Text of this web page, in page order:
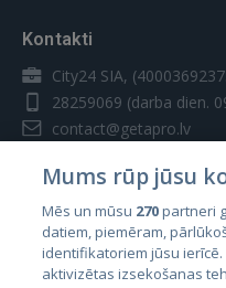
Kontakti
City24 SIA,
28259069 (darba dien.
contact@getapro.lv
Valstis
Mums rūp jūsu
Mēs un mūsu 270partneri
datiem, piemēram,
identifikatoriem jūsu ierīcē.
aktivizētas izsekošanas